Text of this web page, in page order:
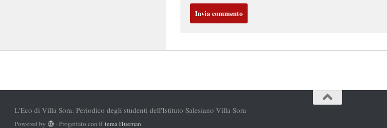
L'Eco di Villa Sora. Periodico degli studenti dell'Istituto Salesiano Villa Sora
Powered by - Progettato con iltema Hueman